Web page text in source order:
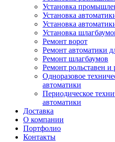
Установка
Установка
Установка
Установка
Ремонт ворот
Ремонт автоматики
Ремонт шлагбаумов
Ремонт рольставен и
Одноразовое
автоматики
Периодическое
автоматики
Доставка
О компании
Портфолио
Контакты